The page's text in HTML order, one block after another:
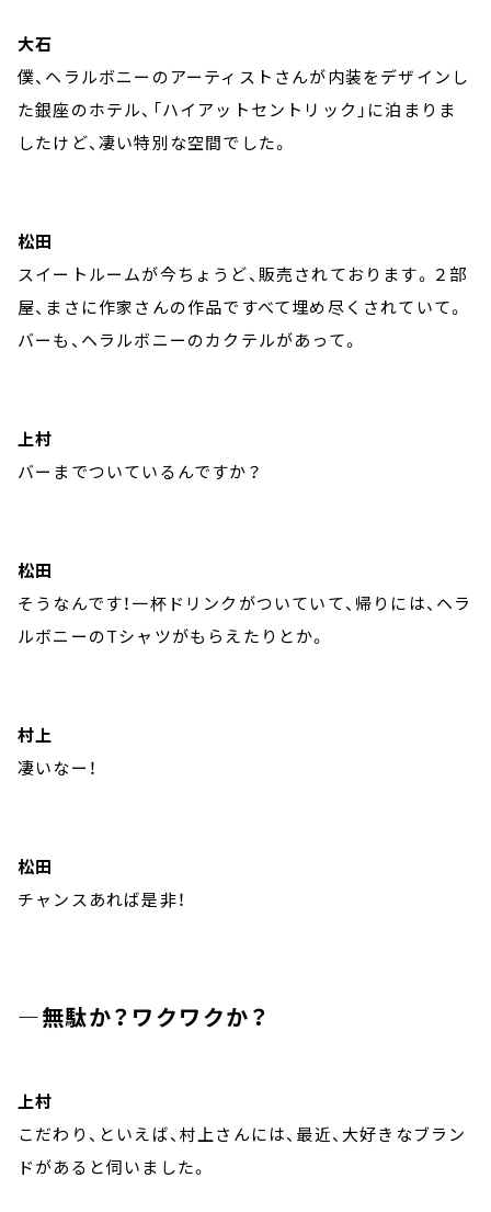
大石
僕、ヘラルボニーのアーティストさんが内装をデザインし
た銀座のホテル、「ハイアットセントリック」に泊まりま
したけど、凄い特別な空間でした。
松田
スイートルームが今ちょうど、販売されております。２部
屋、まさに作家さんの作品ですべて埋め尽くされていて。
バーも、ヘラルボニーのカクテルがあって。
上村
バーまでついているんですか？
松田
そうなんです！一杯ドリンクがついていて、帰りには、ヘラ
ルボニーのTシャツがもらえたりとか。
村上
凄いなー！
松田
チャンスあれば是非！
―無駄か？ワクワクか？
上村
こだわり、といえば、村上さんには、最近、大好きなブラン
ドがあると伺いました。